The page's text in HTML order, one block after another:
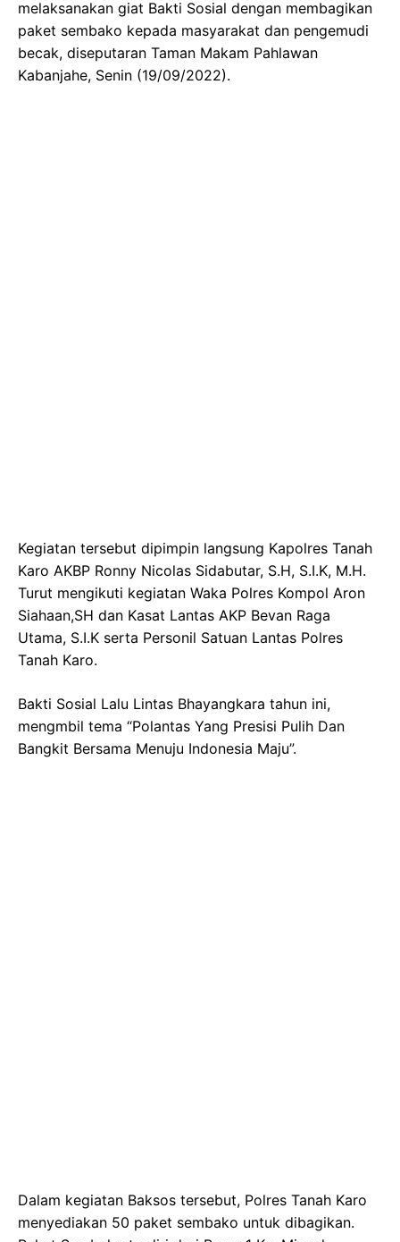
melaksanakan giat Bakti Sosial dengan membagikan
paket sembako kepada masyarakat dan pengemudi
becak, diseputaran Taman Makam Pahlawan
Kabanjahe, Senin (19/09/2022).
Kegiatan tersebut dipimpin langsung Kapolres Tanah
Karo AKBP Ronny Nicolas Sidabutar, S.H, S.I.K, M.H.
Turut mengikuti kegiatan Waka Polres Kompol Aron
Siahaan,SH dan Kasat Lantas AKP Bevan Raga
Utama, S.I.K serta Personil Satuan Lantas Polres
Tanah Karo.
Bakti Sosial Lalu Lintas Bhayangkara tahun ini,
mengmbil tema “Polantas Yang Presisi Pulih Dan
Bangkit Bersama Menuju Indonesia Maju”.
Dalam kegiatan Baksos tersebut, Polres Tanah Karo
menyediakan 50 paket sembako untuk dibagikan.